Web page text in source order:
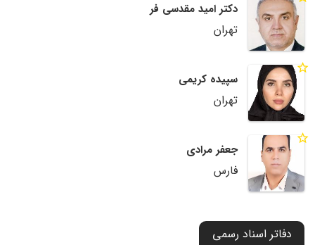
دکتر امید مقدسی فر
تهران
سپیده کریمی
تهران
جعفر مرادی
فارس
دفاتر اسناد رسمی